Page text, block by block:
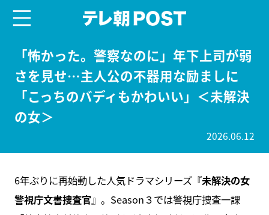
「怖かった。警察なのに」年下上司が弱
さを見せ…主人公の不器用な励ましに
「こっちのバディもかわいい」＜未解決
の女＞
2026.06.12
6年ぶりに再始動した人気ドラマシリーズ『未解決の女
警視庁文書捜査官』。Season３では警視庁捜査一課